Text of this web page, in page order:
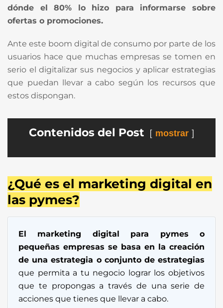
dónde el 80% lo hizo para informarse sobre
ofertas o promociones.
Ante este boom digital de consumo por parte de los
usuarios hace que muchas empresas se tomen en
serio el digitalizar sus negocios y aplicar estrategias
que puedan llevar a cabo según los recursos que
estos dispongan.
Contenidos del Post mostrar
¿Qué es el marketing digital en
las pymes?
El marketing digital para pymes o
pequeñas empresas se basa en la creación
de una estrategia o conjunto de estrategias
que permita a tu negocio lograr los objetivos
que te propongas a través de una serie de
acciones que tienes que llevar a cabo.